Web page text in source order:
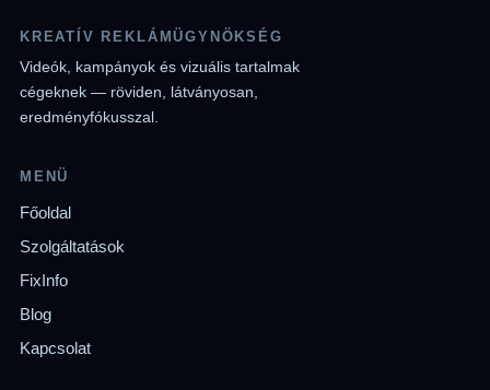
KREATÍV REKLÁMÜGYNÖKSÉG
Videók, kampányok és vizuális tartalmak
cégeknek — röviden, látványosan,
eredményfókusszal.
MENÜ
Főoldal
Szolgáltatások
FixInfo
Blog
Kapcsolat